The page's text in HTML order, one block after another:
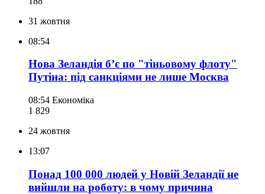
31 жовтня
08:54
Нова Зеландія б’є по "тіньовому флоту"
Путіна: під санкціями не лише Москва
08:54 Економіка
1 829
24 жовтня
13:07
Понад 100 000 людей у Новій Зеландії не
вийшли на роботу: в чому причина